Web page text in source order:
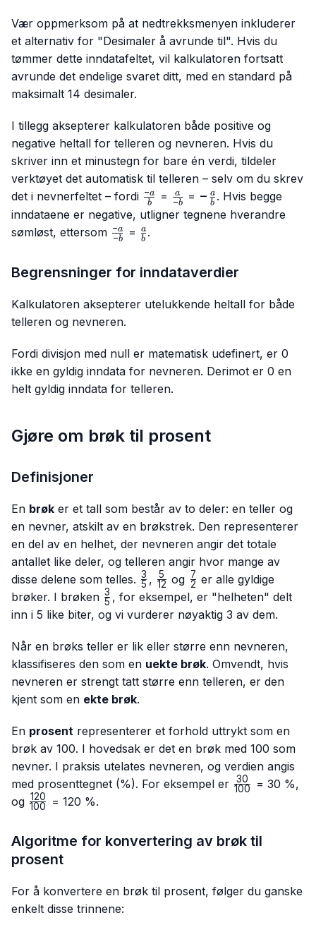
Vær oppmerksom på at nedtrekksmenyen inkluderer
et alternativ for "Desimaler å avrunde til". Hvis du
tømmer dette inndatafeltet, vil kalkulatoren fortsatt
avrunde det endelige svaret ditt, med en standard på
maksimalt 14 desimaler.
I tillegg aksepterer kalkulatoren både positive og
negative heltall for telleren og nevneren. Hvis du
skriver inn et minustegn for bare én verdi, tildeler
verktøyet det automatisk til telleren – selv om du skrev
det i nevnerfeltet – fordi \frac{-
a}{b}
b
−a = \frac{a}
{-b}
−b
a = -
\frac{a}
− b
a . Hvis begge
inndataene er negative, utligner tegnene hverandre
sømløst, ettersom \frac{-
a}{-b}
−b
−a = \frac{a}
{b}
b
a .
Begrensninger for inndataverdier
Kalkulatoren aksepterer utelukkende heltall for både
telleren og nevneren.
Fordi divisjon med null er matematisk udefinert, er 0
ikke en gyldig inndata for nevneren. Derimot er 0 en
helt gyldig inndata for telleren.
Gjøre om brøk til prosent
Definisjoner
En brøk er et tall som består av to deler: en teller og
en nevner, atskilt av en brøkstrek. Den representerer
en del av en helhet, der nevneren angir det totale
antallet like deler, og telleren angir hvor mange av
disse delene som telles. \frac{3}
{5}
5
3 , \frac{5}
{12}
12
5 og \frac{7}
{2}
2
7 er alle gyldige
brøker. I brøken \frac{3}
{5}
5
3 , for eksempel, er "helheten" delt
inn i 5 like biter, og vi vurderer nøyaktig 3 av dem.
Når en brøks teller er lik eller større enn nevneren,
klassifiseres den som en uekte brøk. Omvendt, hvis
nevneren er strengt tatt større enn telleren, er den
kjent som en ekte brøk.
En prosent representerer et forhold uttrykt som en
brøk av 100. I hovedsak er det en brøk med 100 som
nevner. I praksis utelates nevneren, og verdien angis
med prosenttegnet (%). For eksempel er \frac{30}
100
30
= 30 %,
og \frac{120}
100
120 = 120 %.
Algoritme for konvertering av brøk til
prosent
For å konvertere en brøk til prosent, følger du ganske
enkelt disse trinnene: